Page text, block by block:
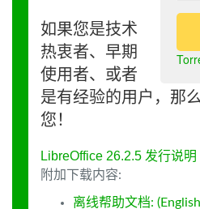
如果您是技术
热衷者、早期
使用者、或者
是有经验的用户，那
您！
LibreOffice 26.2.5 发行说明
附加下载内容:
离线帮助文档: